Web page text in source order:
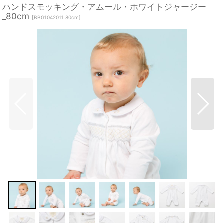
ハンドスモッキング・アムール・ホワイトジャージー
_80cm [BBG1042011 80cm]